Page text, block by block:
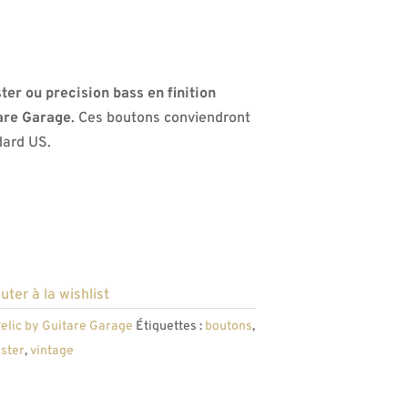
ou precision bass en finition
Garage. Ces boutons conviendront
US.
à la wishlist
by Guitare Garage Étiquettes : boutons,
,vintage